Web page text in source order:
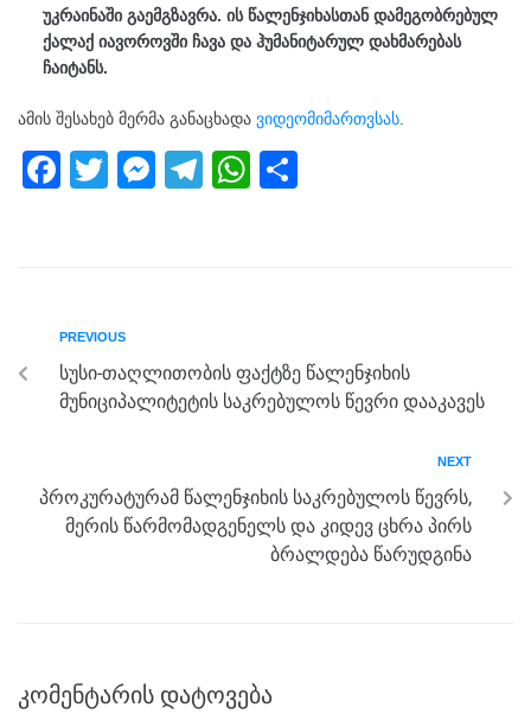
უკრაინაში გაემგზავრა. ის წალენჯიხასთან დამეგობრებულ
ქალაქ იავოროვში ჩავა და ჰუმანიტარულ დახმარებას
ჩაიტანს.
ამის შესახებ მერმა განაცხადა ვიდეომიმართვსას
F
b
o
o
T
M
g
er
T
m
W
p
p
PREVIOUS
სუსი-თაღლითობის ფაქტზე წალენჯიხის
მუნიციპალიტეტის საკრებულოს წევრი დააკავეს
NEXT
პროკურატურამ წალენჯიხის საკრებულოს წევრს,
მერის წარმომადგენელს და კიდევ ცხრა პირს
ბრალდება წარუდგინა
კომენტარის დატოვება